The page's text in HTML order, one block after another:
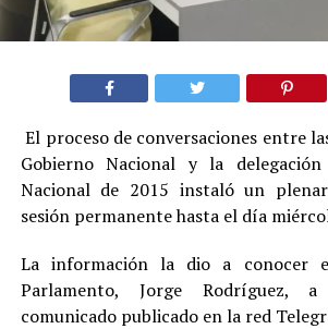
El proceso de conversaciones entre
Gobierno Nacional y la
Nacional de 2015 instaló un
sesión permanente hasta el día
La información la dio a conocer
Parlamento, Jorge Rodríguez,
comunicado publicado en la red